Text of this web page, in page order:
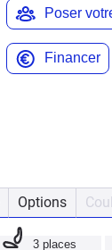
Poser
Financer
Options
3 places